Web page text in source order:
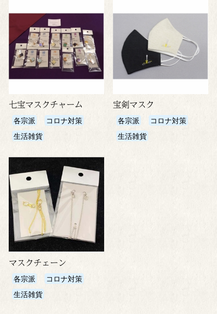
七宝マスクチャーム
各宗派
コロナ対策
生活雑貨
宝剣マスク
各宗派
コロナ対策
生活雑貨
マスクチェーン
各宗派
コロナ対策
生活雑貨